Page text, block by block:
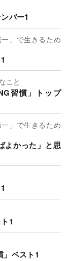
バー1
」で生きるため
こと
習慣」トップ
」で生きるため
よかった」と思
1
」ベスト1